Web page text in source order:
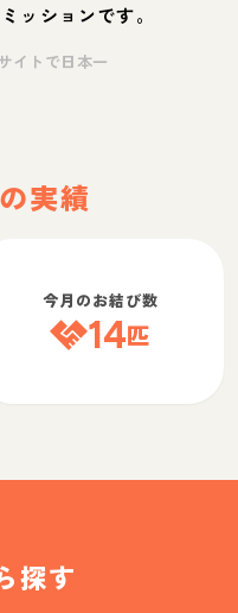
ッションです。
イトで日本一
実績
今月のお結び数
14匹
探す